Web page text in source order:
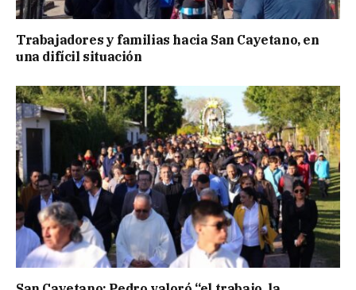
Trabajadores y familias hacia San Cayetano, en
una difícil situación